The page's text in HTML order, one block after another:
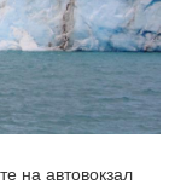
на автовокзал